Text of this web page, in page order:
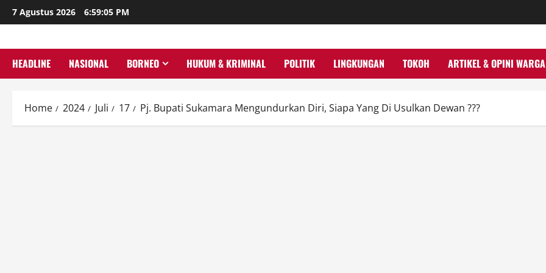
Skip
to
7 Agustus 2026 6:59:06 PM
HEADLINE NASIONAL BORNEO HUKUM & KRIMINAL POLITIK LINGKUNGAN TOKOH ARTIKEL & OPINI WARGA
Home 2024 Juli 17 Pj. Bupati Sukamara Mengundurkan Diri, Siapa Yang Di Usulkan Dewan ???